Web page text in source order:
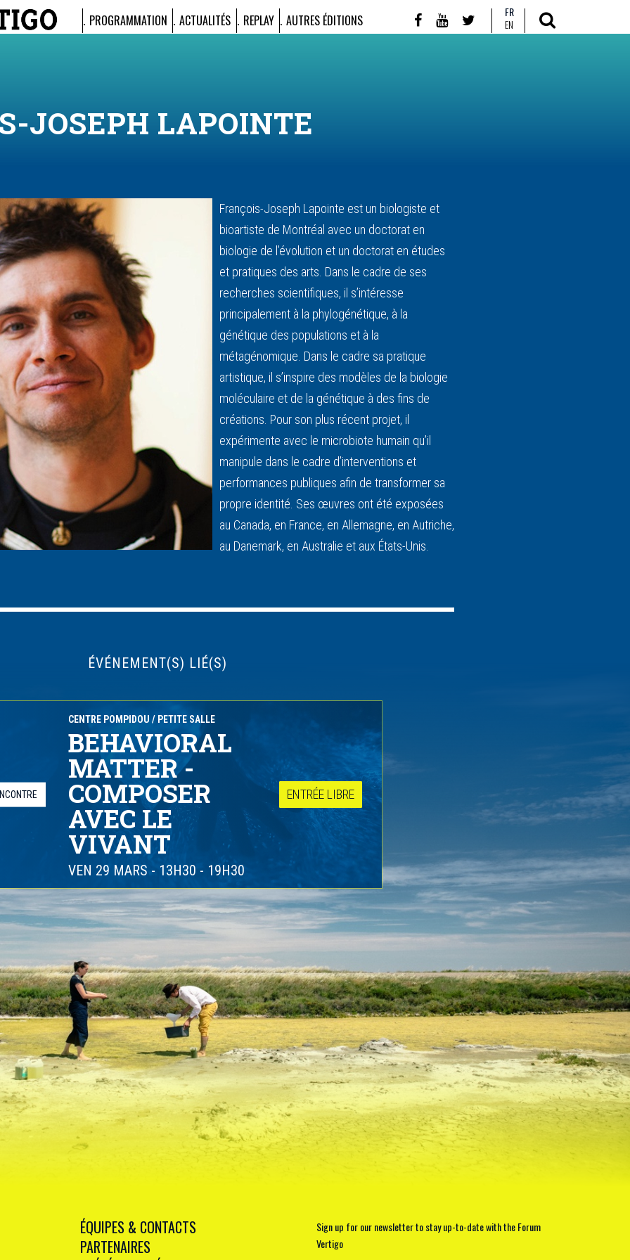
PROGRAMMATION ACTUALITÉS REPLAY AUTRES ÉDITIONS
FR
EN
JOSEPH LAPOINTE
François-Joseph Lapointe est un biologiste et
bioartiste de Montréal avec un doctorat en
biologie de l’évolution et un doctorat en études
et pratiques des arts. Dans le cadre de ses
recherches scientifiques, il s’intéresse
principalement à la phylogénétique, à la
génétique des populations et à la
métagénomique. Dans le cadre sa pratique
artistique, il s’inspire des modèles de la biologie
moléculaire et de la génétique à des fins de
créations. Pour son plus récent projet, il
expérimente avec le microbiote humain qu’il
manipule dans le cadre d’interventions et
performances publiques afin de transformer sa
propre identité. Ses œuvres ont été exposées
au Canada, en France, en Allemagne, en Autriche,
au Danemark, en Australie et aux États-Unis.
ÉVÉNEMENT(S) LIÉ(S)
CENTRE POMPIDOU / PETITE SALLE
BEHAVIORAL
MATTER -
COMPOSER
AVEC LE
VIVANT
VEN 29 MARS - 13H30 - 19H30
ENTRÉE LIBRE
ÉQUIPES & CONTACTS
PARTENAIRES
Sign up for our newsletter to stay up-to-date with the Forum
Vertigo